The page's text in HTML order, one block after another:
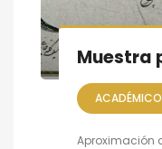
ACADÉMICO
Aproximación